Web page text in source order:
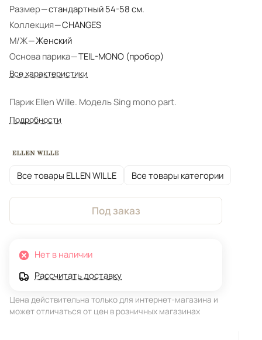
Размер—стандартный 54-58 см.
Коллекция—CHANGES
М/Ж—Женский
Основа парика—TEIL-MONO (пробор)
Все характеристики
Парик Ellen Wille. Модель Sing mono part.
Подробности
Все товары ELLEN WILLE Все товары категории
Под заказ
Нет в наличии
Рассчитать доставку
Цена действительна только для интернет-магазина и
может отличаться от цен в розничных магазинах